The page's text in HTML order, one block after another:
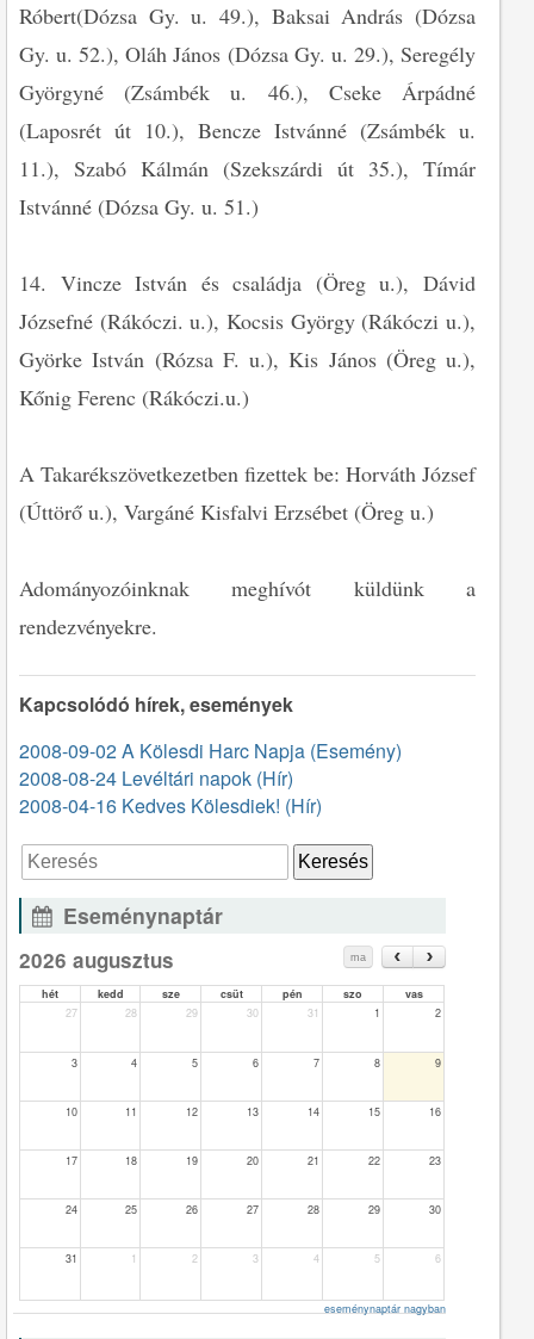
Róbert(Dózsa Gy. u. 49.), Baksai András (Dózsa
Gy. u. 52.), Oláh János (Dózsa Gy. u. 29.), Seregély
Györgyné (Zsámbék u. 46.), Cseke Árpádné
(Laposrét út 10.), Bencze Istvánné (Zsámbék u.
11.), Szabó Kálmán (Szekszárdi út 35.), Tímár
Istvánné (Dózsa Gy. u. 51.)
14. Vincze István és családja (Öreg u.), Dávid
Józsefné (Rákóczi. u.), Kocsis György (Rákóczi u.),
Györke István (Rózsa F. u.), Kis János (Öreg u.),
Kőnig Ferenc (Rákóczi.u.)
A Takarékszövetkezetben fizettek be: Horváth József
(Úttörő u.), Vargáné Kisfalvi Erzsébet (Öreg u.)
Adományozóinknak meghívót küldünk a
rendezvényekre.
Kapcsolódó hírek, események
2008-09-02 A Kölesdi Harc Napja (Esemény)
2008-08-24 Levéltári napok (Hír)
2008-04-16 Kedves Kölesdiek! (Hír)
Eseménynaptár
2026 augusztus ma
hét kedd sze csüt pén szo
vas
27
28 29 30 31 1 2
3 4 5 6 7 8 9
10 11 12 13 14 15 16
17 18 19 20 21 22 23
24 25 26 27 28 29 30
31 1 2 3 4 5 6
eseménynaptár nagyban